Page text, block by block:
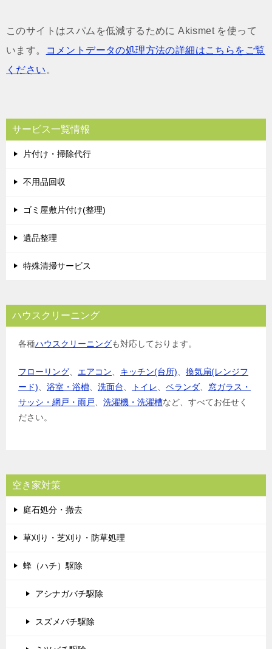
このサイトはスパムを低減するために Akismet を使って
います。
コメントデータの処理方法の詳細はこちらをご覧
ください 。
サービス一覧情報
片付け・掃除代行
不用品回収
ゴミ屋敷片付け(整理)
遺品整理
特殊清掃サービス
ハウスクリーニング
各種ハウスクリーニングも対応しております。
フローリング エアコン キッチン(台所)
換気扇(レンジフ
ード)
浴室・浴槽 洗面台 トイレ ベランダ
窓ガラス・
サッシ・網戸・雨戸
洗濯機・洗濯槽など、すべてお任せく
ださい。
空き家対策
庭石処分・撤去
草刈り・芝刈り・防草処理
蜂（ハチ）駆除
アシナガバチ駆除
スズメバチ駆除